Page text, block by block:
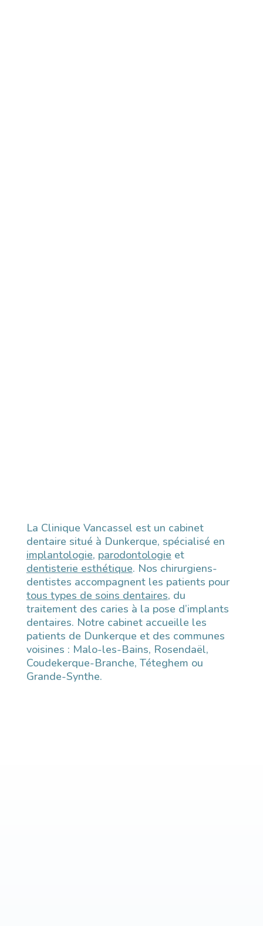
La Clinique Vancassel est un cabinet
dentaire situé à Dunkerque, spécialisé en
implantologie, parodontologie et
dentisterie esthétique. Nos chirurgiens-
dentistes accompagnent les patients pour
tous types de soins dentaires, du
traitement des caries à la pose d’implants
dentaires. Notre cabinet accueille les
patients de Dunkerque et des communes
voisines : Malo-les-Bains, Rosendaël,
Coudekerque-Branche, Téteghem ou
Grande-Synthe.